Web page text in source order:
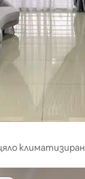
климатизиран